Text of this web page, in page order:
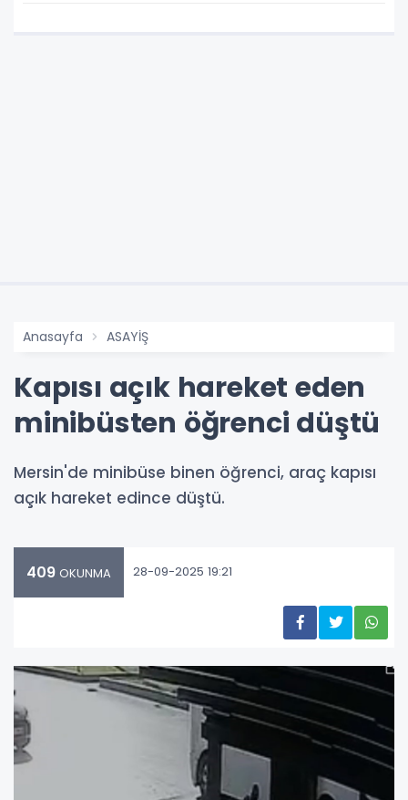
Anasayfa ASAYİŞ
Kapısı açık hareket eden
minibüsten öğrenci düştü
Mersin'de minibüse binen öğrenci, araç kapısı
açık hareket edince düştü.
409 OKUNMA 28-09-2025 19:21